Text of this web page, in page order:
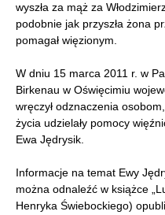
wyszła za mąż za
podobnie jak przyszła żona
pomagał więzionym.
W dniu 15 marca 2011 r. w
Birkenau w Oświęcimiu
wręczył odznaczenia
życia udzielały pomocy
Ewa Jędrysik.
Informacje na temat Ewy
można odnaleźć w książce
Henryka Świebockiego)